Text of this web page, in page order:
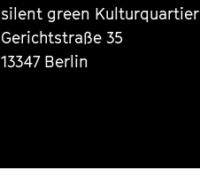
silent green Kulturquartier
Gerichtstraße 35
13347 Berlin